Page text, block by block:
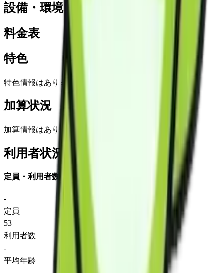
設備・環境
料金表
特色
特色情報はありません
加算状況
加算情報はありません
利用者状況
定員・利用者数
-
定員
53
利用者数
-
平均年齢